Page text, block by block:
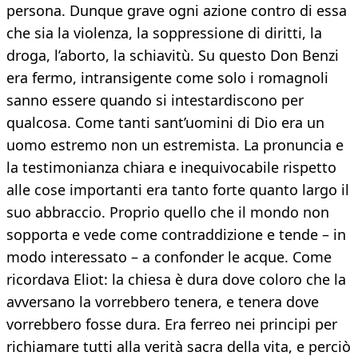
persona. Dunque grave ogni azione contro di essa
che sia la violenza, la soppressione di diritti, la
droga, l’aborto, la schiavitù. Su questo Don Benzi
era fermo, intransigente come solo i romagnoli
sanno essere quando si intestardiscono per
qualcosa. Come tanti sant’uomini di Dio era un
uomo estremo non un estremista. La pronuncia e
la testimonianza chiara e inequivocabile rispetto
alle cose importanti era tanto forte quanto largo il
suo abbraccio. Proprio quello che il mondo non
sopporta e vede come contraddizione e tende – in
modo interessato – a confonder le acque. Come
ricordava Eliot: la chiesa è dura dove coloro che la
avversano la vorrebbero tenera, e tenera dove
vorrebbero fosse dura. Era ferreo nei principi per
richiamare tutti alla verità sacra della vita, e perciò